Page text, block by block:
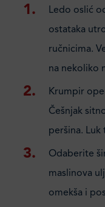
Ledo oslić
ostataka
ručnicima.
na nekoliko
Krumpir
Češnjak
peršina. Luk
Odaberite
maslinova
omekša i